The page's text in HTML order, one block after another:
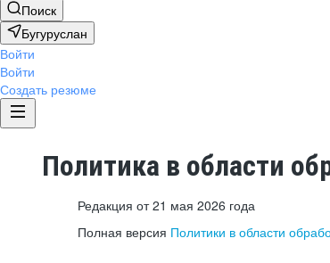
Поиск
Бугуруслан
Войти
Войти
Создать резюме
Политика в области
Редакция от 21 мая 2026 года
Полная версия Политики в области